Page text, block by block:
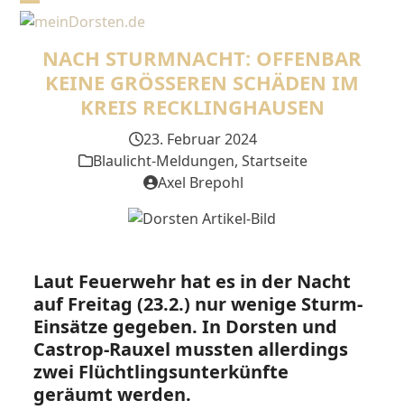
Skip
content
Open
mobile
menu
Close
mobile
menu
NACH STURMNACHT: OFFENBAR
KEINE GRÖSSEREN SCHÄDEN IM K
REIS RECKLINGHAUSEN
23. Februar 2024
Blaulicht-Meldungen, Startseite
Axel Brepohl
Laut Feuerwehr hat es in der Nacht
auf Freitag (23.2.) nur wenige Sturm-
Einsätze gegeben. In Dorsten und
Castrop-Rauxel mussten allerdings
zwei Flüchtlingsunterkünfte
geräumt werden.